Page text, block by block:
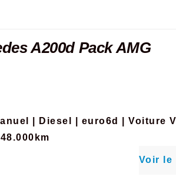
A200d Pack AMG
Diesel euro6d
Voiture
Voir le